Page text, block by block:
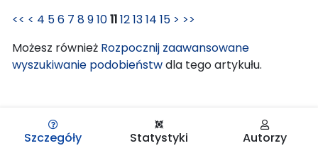
<< < 4 56 7 891011121314 15 > >>
Możesz również Rozpocznij zaawansowane
wyszukiwanie podobieństwdla tego artykułu.
Szczegóły Statystyki Autorzy